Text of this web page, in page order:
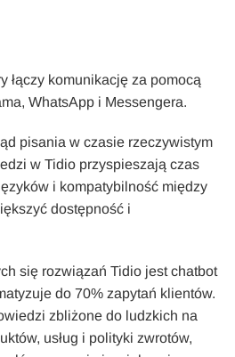
łączy komunikację za pomocą
WhatsApp i Messengera.
pisania w czasie rzeczywistym
w Tidio przyspieszają czas
i kompatybilność między
dostępność i
się rozwiązań Tidio jest chatbot
do 70% zapytań klientów.
zbliżone do ludzkich na
usług i polityki zwrotów,